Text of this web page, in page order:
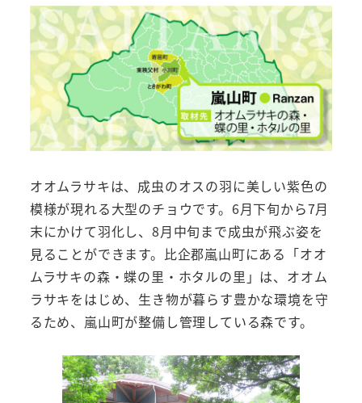
オオムラサキは、成虫のオスの羽に美しい紫色の
模様が現れる大型のチョウです。6月下旬から7月
末にかけて羽化し、8月中旬まで成虫が飛ぶ姿を
見ることができます。比企郡嵐山町にある「オオ
ムラサキの森・蝶の里・ホタルの里」は、オオム
ラサキをはじめ、生き物が暮らす豊かな環境を守
るため、嵐山町が整備し管理している森です。